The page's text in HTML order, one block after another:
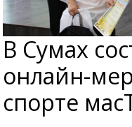
В Сумах
онлайн-
спорте